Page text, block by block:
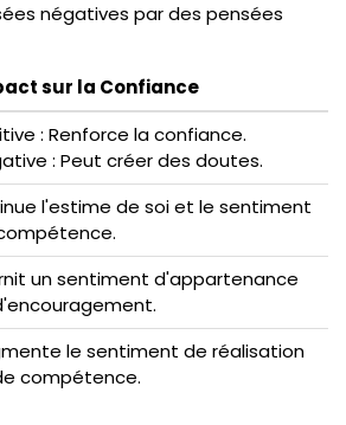
négatives par des pensées
sur la Confiance
: Renforce la confiance.
: Peut créer des doutes.
l'estime de soi et le sentiment
un sentiment d'appartenance
le sentiment de réalisation
compétence.